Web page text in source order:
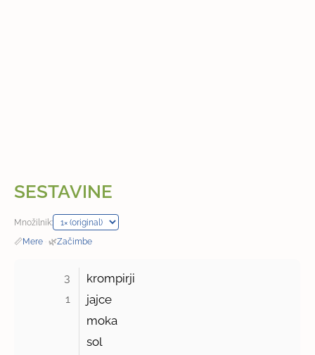
SESTAVINE
Množilnik:
📏Mere · 🌿Začimbe
3 krompirji
1
jajce
moka
sol